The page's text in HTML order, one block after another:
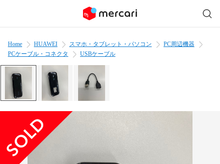
Home HUAWEI スマホ・タブレット・パソコン
PC周辺機器
PCケーブル・コネクタ
USBケーブル